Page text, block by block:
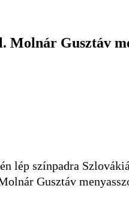
Molnár Gusztáv
lép színpadra
Gusztáv